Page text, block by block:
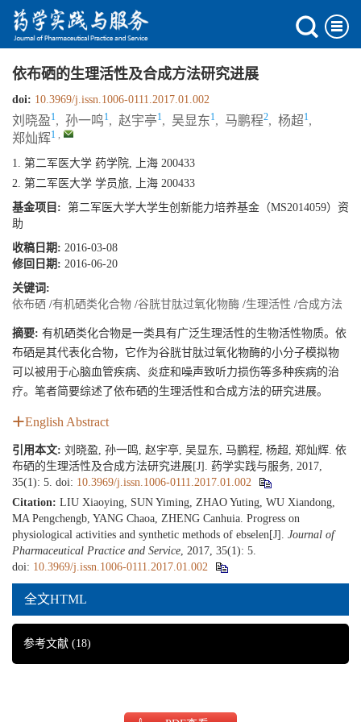
依布硒的生理活性及合成方法研究进展
doi: 10.3969/j.issn.1006-0111.2017.01.002
刘晓盈1, 孙一鸣1, 赵宇亭1, 吴显东1, 马鹏程2, 杨超1,
郑灿辉1 ,
1. 第二军医大学 药学院, 上海 200433
2. 第二军医大学 学员旅, 上海 200433
基金项目: 第二军医大学大学生创新能力培养基金（MS2014059）资
助
收稿日期: 2016-03-08
修回日期: 2016-06-20
关键词:
依布硒 /有机硒类化合物 /谷胱甘肽过氧化物酶 /生理活性 /合成方法
摘要: 有机硒类化合物是一类具有广泛生理活性的生物活性物质。依
布硒是其代表化合物，它作为谷胱甘肽过氧化物酶的小分子模拟物
可以被用于心脑血管疾病、炎症和噪声致听力损伤等多种疾病的治
疗。笔者简要综述了依布硒的生理活性和合成方法的研究进展。
English Abstract
引用本文: 刘晓盈, 孙一鸣, 赵宇亭, 吴显东, 马鹏程, 杨超, 郑灿辉. 依
布硒的生理活性及合成方法研究进展[J]. 药学实践与服务, 2017,
35(1): 5. doi: 10.3969/j.issn.1006-0111.2017.01.002
Citation: LIU Xiaoying, SUN Yiming, ZHAO Yuting, WU Xiandong,
MA Pengchengb, YANG Chaoa, ZHENG Canhuia. Progress on
physiological activities and synthetic methods of ebselen[J]. Journal of
Pharmaceutical Practice and Service , 2017, 35(1): 5.
doi: 10.3969/j.issn.1006-0111.2017.01.002
全文HTML
参考文献 (18)